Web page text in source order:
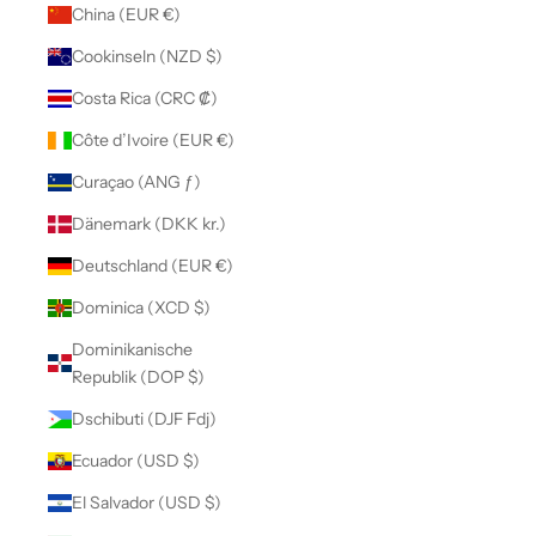
China (EUR €)
Cookinseln (NZD $)
Costa Rica (CRC ₡)
Côte d’Ivoire (EUR €)
Curaçao (ANG ƒ)
Dänemark (DKK kr.)
Deutschland (EUR €)
Dominica (XCD $)
Dominikanische
Republik (DOP $)
Dschibuti (DJF Fdj)
Ecuador (USD $)
El Salvador (USD $)